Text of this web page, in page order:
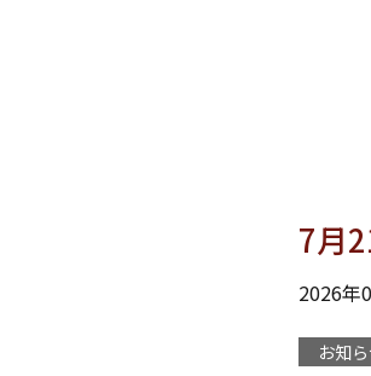
7月
2026年
お知